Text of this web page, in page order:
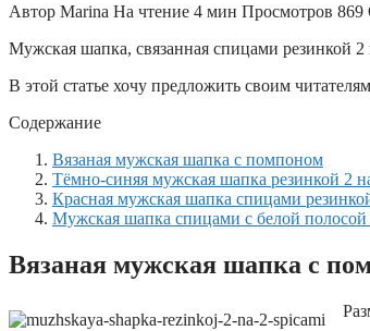
Автор Marina На чтение 4 мин Просмотров 869
Мужская шапка, связанная спицами резинкой
В этой статье хочу предложить своим
Содержание
Вязаная мужская шапка с помпоном
Тёмно-синяя мужская шапка резинкой 2
Красная мужская шапка спицами
Мужская шапка спицами с белой полосой
Вязаная мужская шапка с